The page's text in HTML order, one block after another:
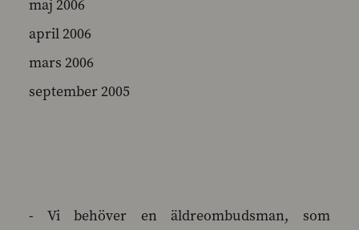
maj 2006
april 2006
mars 2006
september 2005
- Vi behöver en äldreombudsman, som